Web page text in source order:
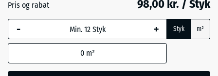
Lindgrøn
Den valgte,
blåmarkerede
dimension
anvendes til
(medmindre andet
Pris og rabat 98,00 kr. / Styk
- + Styk m²
0 m²